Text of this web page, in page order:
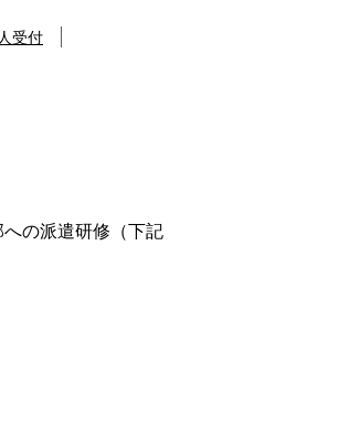
受付
の派遣研修（下記